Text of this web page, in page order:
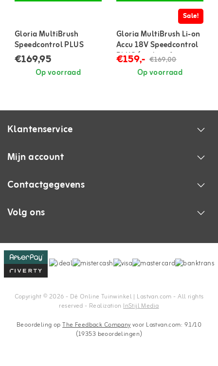
Gloria MultiBrush
Speedcontrol PLUS
€169,95
Op voorraad
Sale!
Gloria MultiBrush Li-on
Accu 18V Speedcontrol
PLUS (exclusief accu en
lader)
€159,- €169,00
Op voorraad
Klantenservice
Mijn account
Contactgegevens
Volg ons
Copyright © 2026 - Dé Online Tuinwinkel | Lastvan.com‎ - All rights
reserved - RealizationInStijl Media
Beoordeling opThe Feedback Companyvoor Lastvan.com: 9.1/10
(19353 beoordelingen)